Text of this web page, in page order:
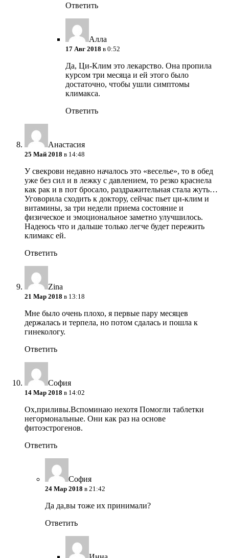
Ответить
Алла
17 Авг 2018 в 0:52
Да, Ци-Клим это лекарство. Она пропила
курсом три месяца и ей этого было
достаточно, чтобы ушли симптомы
климакса.
Ответить
Анастасия
25 Май 2018 в 14:48
У свекрови недавно началось это «веселье», то в обед
уже без сил и в лежку с давлением, то резко краснела
как рак и в пот бросало, раздражительная стала жуть…
Уговорила сходить к доктору, сейчас пьет ци-клим и
витамины, за три недели приема состояние и
физическое и эмоциональное заметно улучшилось.
Надеюсь что и дальше только легче будет пережить
климакс ей.
Ответить
Zina
21 Мар 2018 в 13:18
Мне было очень плохо, я первые пару месяцев
держалась и терпела, но потом сдалась и пошла к
гинекологу.
Ответить
София
14 Мар 2018 в 14:02
Ох,приливы.Вспоминаю нехотя Помогли таблетки
негормональные. Они как раз на основе
фитоэстрогенов.
Ответить
София
24 Мар 2018 в 21:42
Да да,вы тоже их принимали?
Ответить